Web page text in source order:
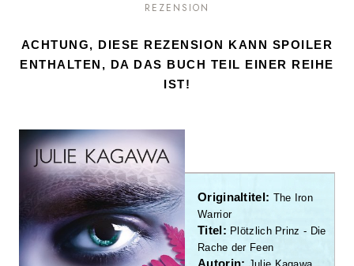
REZENSION
ACHTUNG, DIESE REZENSION KANN SPOILER
ENTHALTEN, DA DAS BUCH TEIL EINER REIHE
IST!
Originaltitel: The Iron
Warrior
Titel: Plötzlich Prinz - Die
Rache der Feen
Autorin: